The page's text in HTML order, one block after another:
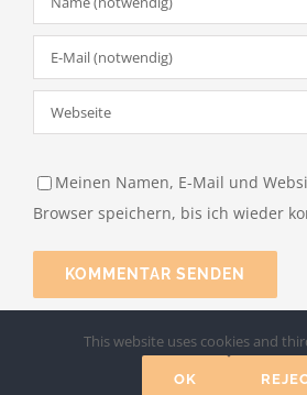
Meinen Namen, E-Mail und
Browser speichern, bis ich wieder
This website uses cookies and
OK